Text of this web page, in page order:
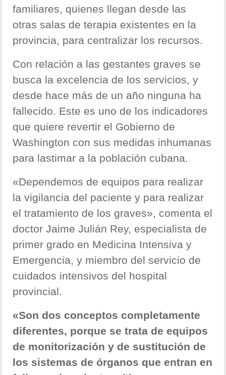
familiares, quienes llegan desde las
otras salas de terapia existentes en la
provincia, para centralizar los recursos.
Con relación a las gestantes graves se
busca la excelencia de los servicios, y
desde hace más de un año ninguna ha
fallecido. Este es uno de los indicadores
que quiere revertir el Gobierno de
Washington con sus medidas inhumanas
para lastimar a la población cubana.
«Dependemos de equipos para realizar
la vigilancia del paciente y para realizar
el tratamiento de los graves», comenta el
doctor Jaime Julián Rey, especialista de
primer grado en Medicina Intensiva y
Emergencia, y miembro del servicio de
cuidados intensivos del hospital
provincial.
«Son dos conceptos completamente
diferentes, porque se trata de equipos
de monitorización y de sustitución de
los sistemas de órganos que entran en